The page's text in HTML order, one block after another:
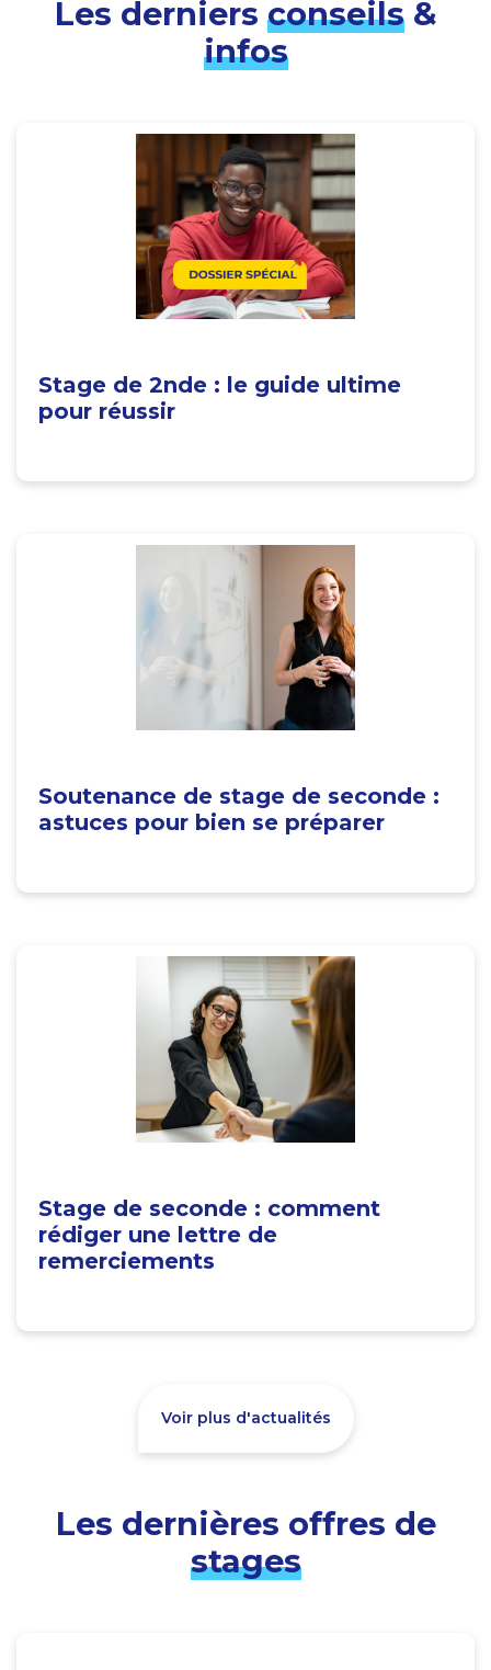
Les derniers conseils&
infos
Stage de 2nde : le guide ultime
pour réussir
Soutenance de stage de seconde :
astuces pour bien se préparer
Stage de seconde : comment
rédiger une lettre de
remerciements
Voir plus d'actualités
Les dernières offres de
stages